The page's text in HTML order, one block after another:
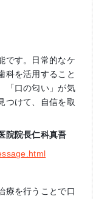
です。日常的なケ
科を活用すること
「口の匂い」が気
つけて、自信を取
院院長仁科真吾
療を行うことで口